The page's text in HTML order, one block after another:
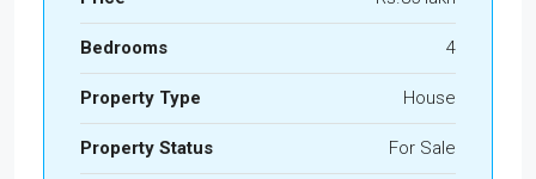
Bedrooms 4
Property Type House
Property Status For Sale